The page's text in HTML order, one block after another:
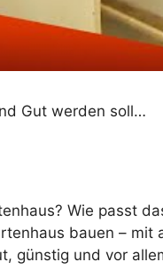
Gut werden soll…
Wie passt
bauen – mit
günstig und vor